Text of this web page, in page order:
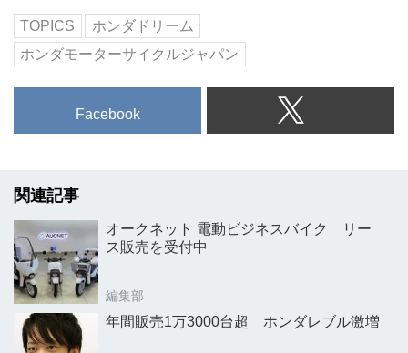
TOPICS
ホンダドリーム
ホンダモーターサイクルジャパン
Facebook
関連記事
オークネット 電動ビジネスバイク リー
ス販売を受付中
編集部
年間販売1万3000台超 ホンダレブル激増